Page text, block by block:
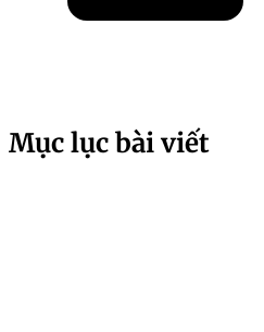
Mục lục bài viết